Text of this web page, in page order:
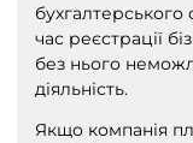
час реєстрації
без нього
діяльність.
Якщо компанія